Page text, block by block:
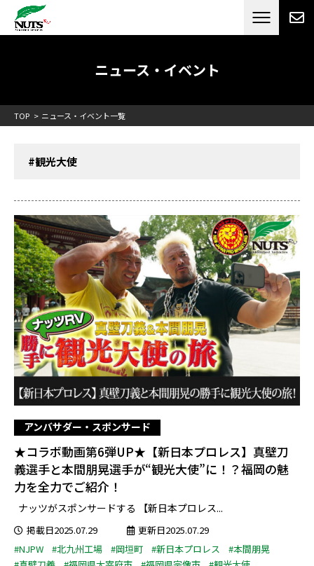
日本最大級のキャンピングカーメーカー
RV[テレビCM放送]
ニュース・イベント
TOP ニュース・イベント一覧
#観光大使
アンバサダー・スポンサード
★コラボ動画第6弾UP★【新日本プロレス】真壁刀
義選手と本間朋晃選手が“観光大使”に！？福岡の魅
力を全力でご紹介！
ナッツがスポンサードする 【新日本プロレス...
掲載日2025.07.29
更新日2025.07.29
#NJPW
#北九州工場 #岡垣町 #新日本プロレス
#本間朋晃